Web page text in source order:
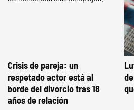
Crisis de pareja: un
respetado actor está al
borde del divorcio tras 18
años de relación